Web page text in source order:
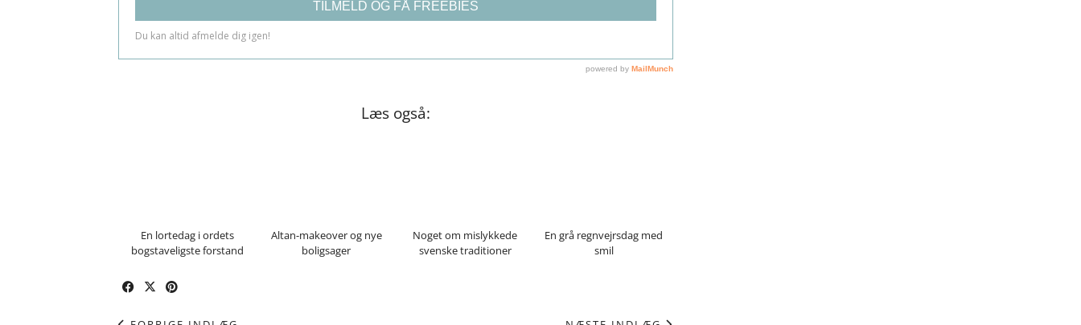
Læs også:
En lortedag i ordets
bogstaveligste forstand
Altan-makeover og nye
boligsager
Noget om mislykkede
svenske traditioner
En grå regnvejrsdag med
smil